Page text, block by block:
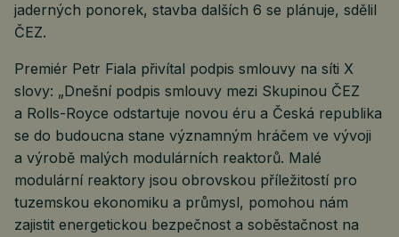
jaderných ponorek, stavba dalších 6 se plánuje, sdělil
ČEZ.
Premiér Petr Fiala přivítal podpis smlouvy na síti X
slovy: „Dnešní podpis smlouvy mezi Skupinou ČEZ
a Rolls-Royce odstartuje novou éru a Česká republika
se do budoucna stane významným hráčem ve vývoji
a výrobě malých modulárních reaktorů. Malé
modulární reaktory jsou obrovskou příležitostí pro
tuzemskou ekonomiku a průmysl, pomohou nám
zajistit energetickou bezpečnost a soběstačnost na